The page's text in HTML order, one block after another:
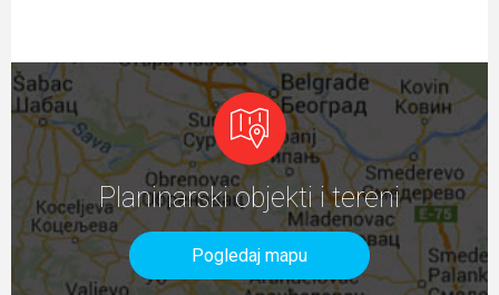
Planinarski objekti i tereni
Pogledaj mapu